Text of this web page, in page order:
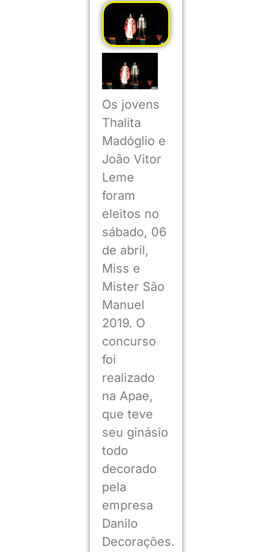
Os jovens
Thalita
Madóglio e
João Vitor
Leme
foram
eleitos no
sábado, 06
de abril,
Miss e
Mister São
Manuel
2019. O
concurso
foi
realizado
na Apae,
que teve
seu ginásio
todo
decorado
pela
empresa
Danilo
Decorações.